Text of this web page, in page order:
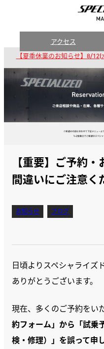
アクセス
【夏季休業のお知らせ】8/12(
【重要】ご予約
間違いにご注意く
お知らせ ブログ
日頃よりスペシャライズ
ありがとうございます。
現在、多くのご予約をい
約フォーム」から「試乗
検・修理）」を誤って申